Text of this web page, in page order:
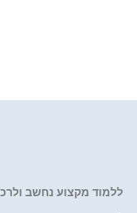
ללמוד מקצוע נחשב